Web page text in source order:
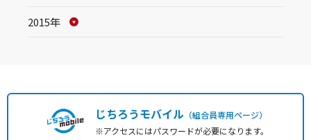
2015年
じちろうモバイル（組合員専用ページ）
※アクセスにはパスワードが必要になります。